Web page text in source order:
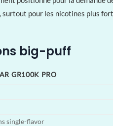
pour les nicotines plus
big-puff
GR100K PRO
single-flavor